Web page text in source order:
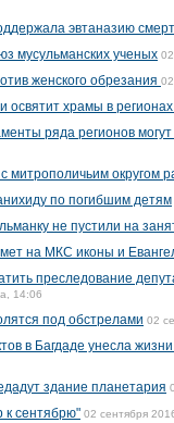
эвтаназию
мусульманских ученых
женского обрезания
освятит храмы в
ряда регионов
митрополичьим округом
по погибшим детям
не пустили на
на МКС иконы и
преследование
14:06
под обстрелами 02
в Багдаде унесла
здание планетария
сентябрю" 02 сентября